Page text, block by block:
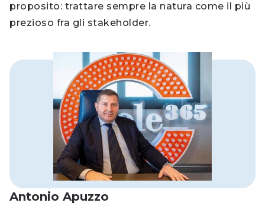
proposito: trattare sempre la natura come il più
prezioso fra gli stakeholder.
Antonio Apuzzo